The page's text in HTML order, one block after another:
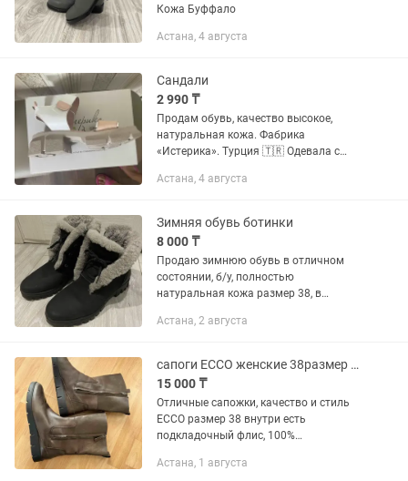
Кожа Буффало
Астана, 4 августа
Сандали
2 990 ₸
Продам обувь, качество высокое,
натуральная кожа. Фабрика
«Истерика». Турция 🇹🇷 Одевала с
размер, поправилась еще после родов.
Астана, 4 августа
Зимняя обувь ботинки
8 000 ₸
Продаю зимнюю обувь в отличном
состоянии, б/у, полностью
натуральная кожа размер 38, в
Астана, 2 августа
сапоги ECCO женские 38размер натуральная кожа
15 000 ₸
Отличные сапожки, качество и стиль
ECCO размер 38 внутри есть
подкладочный флис, 100%
от влажности. Обувь от известного
Астана, 1 августа